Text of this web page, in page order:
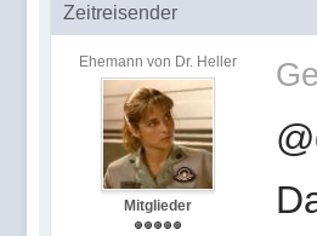
Zeitreisender
Ehemann von Dr. Heller
Mitglieder